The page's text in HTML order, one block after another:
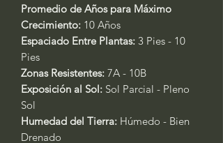
Promedio de Años para Máximo
Crecimiento: 10 Años
Espaciado Entre Plantas: 3 Pies - 10
Pies
Zonas Resistentes: 7A - 10B
Exposición al Sol: Sol Parcial - Pleno
Sol
Humedad del Tierra: Húmedo - Bien
Drenado